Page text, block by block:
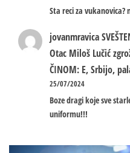
Sta reci za vukanovica?
jovanmravica
Otac Miloš Lučić
ČINOM: E, Srbijo,
25/07/2024
Boze dragi koje sve
uniformu!!!